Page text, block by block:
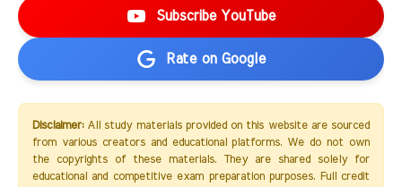
Subscribe YouTube
Rate on Google
Disclaimer:All study materials provided on this website are sourced
from various creators and educational platforms. We do not own
the copyrights of these materials. They are shared solely for
educational and competitive exam preparation purposes. Full credit